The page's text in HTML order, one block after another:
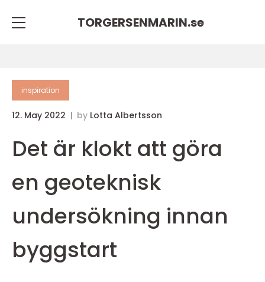
TORGERSENMARIN.se
inspiration
12. May 2022 by Lotta Albertsson
Det är klokt att göra
en geoteknisk
undersökning innan
byggstart